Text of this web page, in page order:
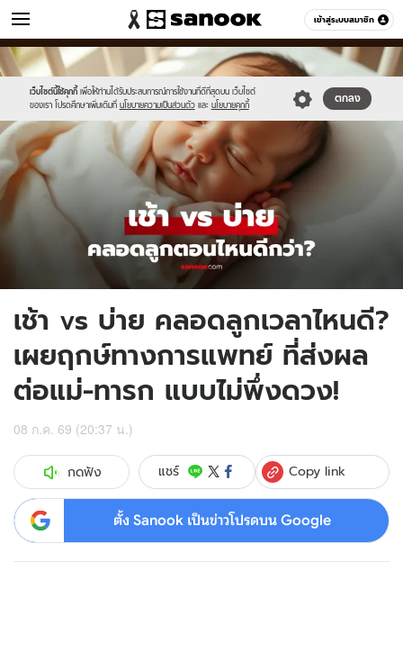
เข้าสู่ระบบสมาชิก
ข่าว หมวดอื่นๆ
เว็บไซต์นี้ใช้คุกกี้ เพื่อให้ท่านได้รับประสบการณ์การใช้งานที่ดีที่สุดบน เว็บไซต์
ของเรา โปรดศึกษาเพิ่มเติมที่ นโยบายความเป็นส่วนตัว และ นโยบายคุกกี้
ตกลง
Sanook
//s.isanook.com/sr/0/images/logo-
new-
sanook.png
600
60
//s.isanook.com/ns/0/ud/1979/9898210/new-
thumbnail1200x720_v2-
co.jpg
เช้า vs บ่าย คลอดลูกเวลาไหนดี?
เผยฤกษ์ทางการแพทย์ ที่ส่งผล
ต่อแม่-ทารก แบบไม่พึ่งดวง!
08 ก.ค. 69 (20:37 น.)
กดฟัง แชร์ Copy link
ตั้ง Sanook เป็นข่าวโปรดบน Google